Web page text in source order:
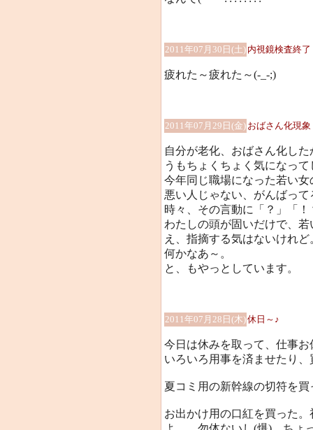
2011年07月30日(土) 内視鏡検査終了
疲れた～疲れた～(-_-;)
2011年07月29日(金) おばさん化現象
自分が老化、おばさん化し
うもちょくちょく気になって
今年同じ職場になった若い女
悪い人じゃない、がんばっ
時々、その言動に「？」「
わたしの頭が固いだけで、
え、指摘する気はないけれど
何かなあ～。
と、もやっとしています。
2011年07月28日(木)休日～♪
今日は休みを取って、仕事お
いろいろ用事を済ませたり
夏コミ用の新幹線の切符を
お出かけ用の口紅を買った